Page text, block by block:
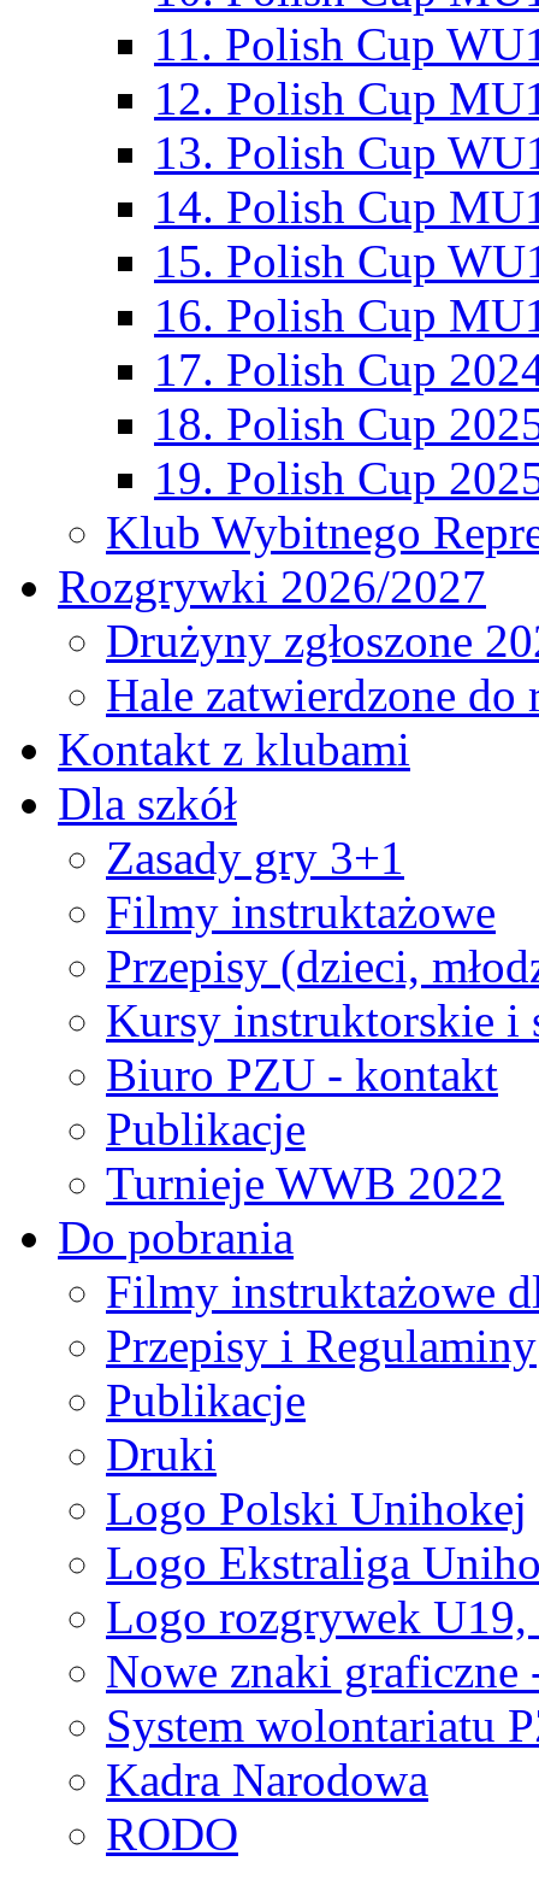
11. Polish Cup
12. Polish Cup
13. Polish Cup
14. Polish Cup
15. Polish Cup
16. Polish Cup
17. Polish Cup
18. Polish Cup
19. Polish Cup
Klub Wybitnego
Rozgrywki 2026/2027
Drużyny zgłoszone
Hale zatwierdzone
Kontakt z klubami
Dla szkół
Zasady gry 3+1
Filmy instruktażowe
Przepisy (dzieci,
Kursy instruktorskie i
Biuro PZU - kontakt
Publikacje
Turnieje WWB 2022
Do pobrania
Filmy instruktażowe
Przepisy i Regulaminy
Publikacje
Druki
Logo Polski Unihokej
Logo Ekstraliga
Logo rozgrywek
Nowe znaki graficzne
System wolontariatu
Kadra Narodowa
RODO